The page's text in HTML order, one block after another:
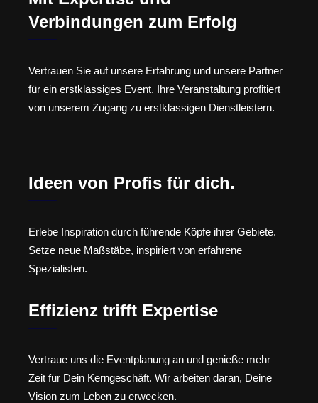
Verbindungen zum Erfolg
Vertrauen Sie auf unsere Erfahrung und unsere Partner
für ein erstklassiges Event. Ihre Veranstaltung profitiert
von unserem Zugang zu erstklassigen Dienstleistern.
Ideen von Profis für dich.
Erlebe Inspiration durch führende Köpfe ihrer Gebiete.
Setze neue Maßstäbe, inspiriert von erfahrene
Spezialisten.
Effizienz trifft Expertise
Vertraue uns die Eventplanung an und genieße mehr
Zeit für Dein Kerngeschäft. Wir arbeiten daran, Deine
Vision zum Leben zu erwecken.